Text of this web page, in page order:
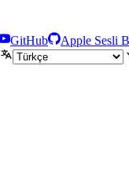
GitHub Apple Sesli